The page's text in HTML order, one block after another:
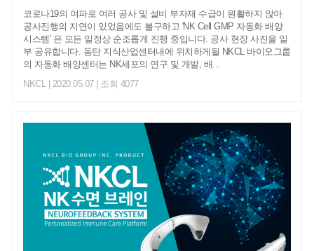
코로나19의 여파로 여러 공사 및 설비 부자재 수급이 원활하지 않아
공사진행의 지연이 있었음에도 불구하고 'NK Cell GMP 자동화 배양
시스템' 은 모든 일정상 순조롭게 진행 중입니다. 공사 현장 사진을 일
부 공유합니다. 동탄 지식산업센터내에 위치하게될 NKCL 바이오그룹
의 자동화 배양센터는 NK세포의 연구 및 개발, 배...
NKCL
| 2020.05.07 | 조회 4077